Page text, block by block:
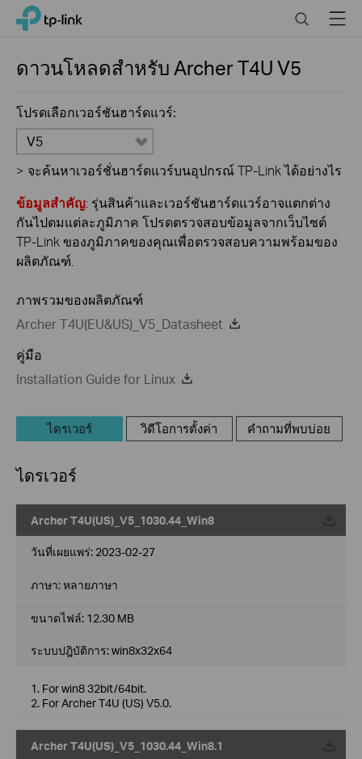
Click
navigation
TP-Link, Reliably Smart SearchMenu
ดาวนโหลดสำหรับArcher T4UV5
โปรดเลือกเวอร์ชันฮาร์ดแวร์:
V5
> จะค้นหาเวอร์ชั่นฮาร์ดแวร์บนอุปกรณ์ TP-Link ได้อย่างไร
ข้อมูลสำคัญ: รุ่นสินค้าและเวอร์ชันฮาร์ดแวร์อาจแตกต่าง
กันไปตมแต่ละภูมิภาค โปรดตรวจสอบข้อมูลจากเว็บไซต์
TP-Link ของภูมิภาคของคุณเพื่อตรวจสอบความพร้อมของ
ผลิตภัณฑ์.
ภาพรวมของผลิตภัณฑ์
Archer T4U(EU&US)_V5_Datasheet
คู่มือ
Installation Guide for Linux
ไดรเวอร์ วิดีโอการตั้งค่า คำถามที่พบบ่อย
ไดรเวอร์
Archer T4U(US)_V5_1030.44_Win8
วันที่เผยแพร่: 2023-02-27
ภาษา:หลายภาษา
ขนาดไฟล์: 12.30 MB
ระบบปฎิบัติการ: win8x32x64
1. For win8 32bit/64bit.
2. For Archer T4U (US) V5.0.
Archer T4U(US)_V5_1030.44_Win8.1